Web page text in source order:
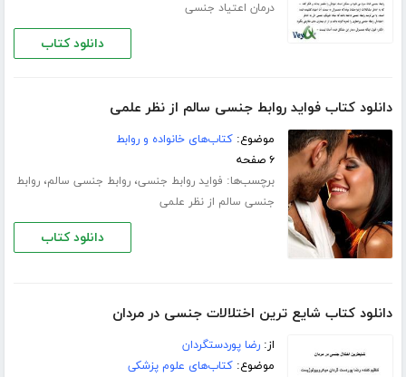
درمان اعتیاد جنسی
دانلود کتاب
دانلود کتاب فواید روابط جنسی سالم از نظر علمی
موضوع:کتاب‌های خانواده و روابط
۶ صفحه
برچسب‌ها: فواید روابط جنسی،روابط جنسی سالم،روابط
جنسی سالم از نظر علمی
دانلود کتاب
دانلود کتاب شایع ترین اختلالات جنسی در مردان
از:رضا پوردستگردان
موضوع:کتاب‌های علوم پزشکی